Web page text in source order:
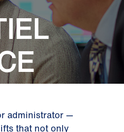
administrator —
that not only